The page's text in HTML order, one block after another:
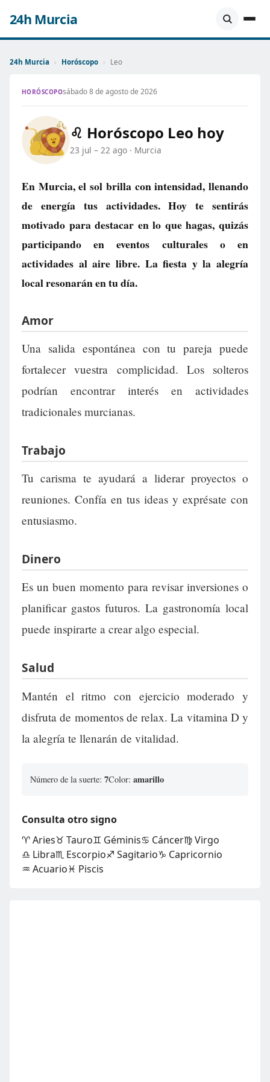
24h Murcia
24h Murcia › Horóscopo › Leo
HORÓSCOPOsábado 8 de agosto de 2026
♌ Horóscopo Leo hoy
23 jul – 22 ago · Murcia
En Murcia, el sol brilla con intensidad, llenando
de energía tus actividades. Hoy te sentirás
motivado para destacar en lo que hagas, quizás
participando en eventos culturales o en
actividades al aire libre. La fiesta y la alegría
local resonarán en tu día.
Amor
Una salida espontánea con tu pareja puede
fortalecer vuestra complicidad. Los solteros
podrían encontrar interés en actividades
tradicionales murcianas.
Trabajo
Tu carisma te ayudará a liderar proyectos o
reuniones. Confía en tus ideas y exprésate con
entusiasmo.
Dinero
Es un buen momento para revisar inversiones o
planificar gastos futuros. La gastronomía local
puede inspirarte a crear algo especial.
Salud
Mantén el ritmo con ejercicio moderado y
disfruta de momentos de relax. La vitamina D y
la alegría te llenarán de vitalidad.
Número de la suerte: 7Color: amarillo
Consulta otro signo
♈ Aries♉ Tauro♊ Géminis♋ Cáncer♍ Virgo
♎ Libra♏ Escorpio♐ Sagitario♑ Capricornio
♒ Acuario♓ Piscis